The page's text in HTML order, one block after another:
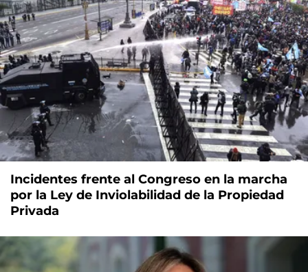
Incidentes frente al Congreso en la marcha
por la Ley de Inviolabilidad de la Propiedad
Privada